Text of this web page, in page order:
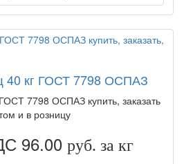
40 кг ГОСТ 7798 ОСПАЗ
7798 ОСПАЗ купить, заказать
и в розницу
96.00 руб. за кг